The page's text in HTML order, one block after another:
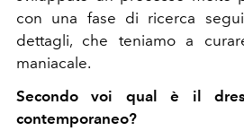
con una fase di ricerca
dettagli, che teniamo a
maniacale.
Secondo voi qual è il
contemporaneo?